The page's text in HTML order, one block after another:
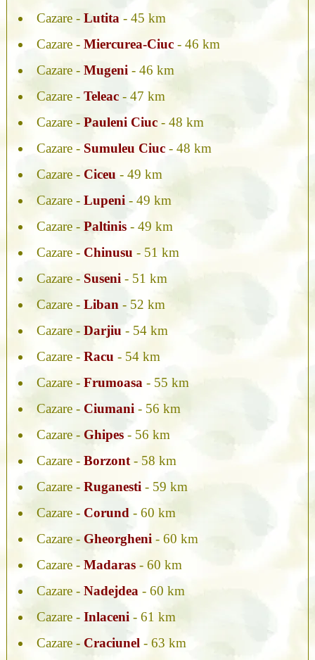
Cazare - Lutita - 45 km
Cazare - Miercurea-Ciuc- 46 km
Cazare - Mugeni - 46 km
Cazare - Teleac- 47 km
Cazare - Pauleni Ciuc- 48 km
Cazare - Sumuleu Ciuc- 48 km
Cazare - Ciceu - 49 km
Cazare - Lupeni - 49 km
Cazare - Paltinis- 49 km
Cazare - Chinusu - 51 km
Cazare - Suseni - 51 km
Cazare - Liban - 52 km
Cazare - Darjiu - 54 km
Cazare - Racu - 54 km
Cazare - Frumoasa - 55 km
Cazare - Ciumani - 56 km
Cazare - Ghipes- 56 km
Cazare - Borzont- 58 km
Cazare - Ruganesti - 59 km
Cazare - Corund - 60 km
Cazare - Gheorgheni - 60 km
Cazare - Madaras- 60 km
Cazare - Nadejdea - 60 km
Cazare - Inlaceni - 61 km
Cazare - Craciunel - 63 km